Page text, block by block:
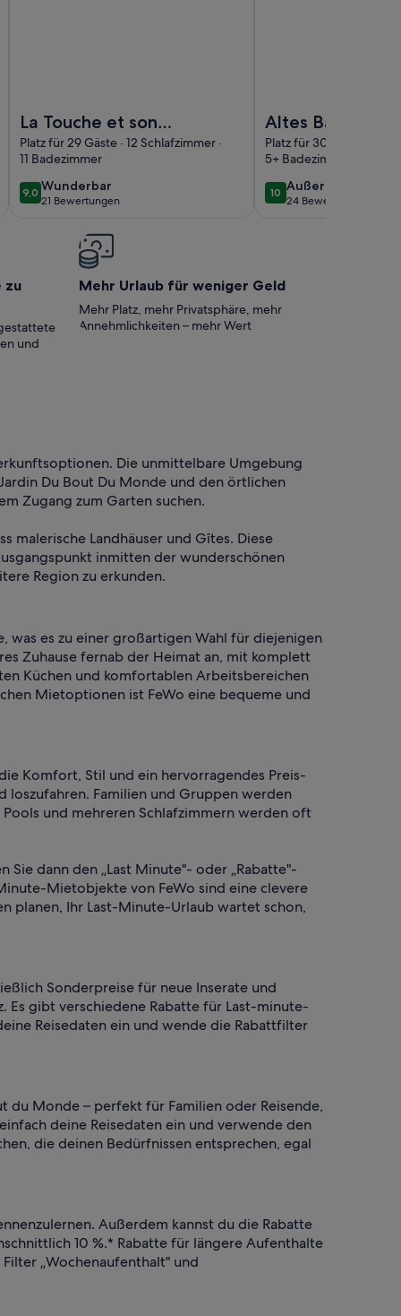
La Touche et son
Pressoir, 13 rooms, 11
bathrooms and
indoor swimming
pool (April to Oct)
Platz für 29 Gäste · 12 Schlafzimmer ·
11 Badezimmer
9,09,0 von 10
Wunderbar
wunderbar
21 Bewertungen
(21
Altes
Platz für 34 (1>
Nacht)
Platz für 30 Gäste · 9
5+ Badezimmer
1010 von 10
Außergewöhnlich
außergewöhnlich
24 Bewertungen
(24
zu
und
Mehr Urlaub für weniger Geld
Mehr Platz, mehr Privatsphäre, mehr
Annehmlichkeiten – mehr Wert
Die unmittelbare Umgebung
Du Bout Du Monde und den örtlichen
Zugang zum Garten suchen.
malerische Landhäuser und Gîtes. Diese
inmitten der wunderschönen
Region zu erkunden.
was es zu einer großartigen Wahl für diejenigen
Zuhause fernab der Heimat an, mit komplett
Küchen und komfortablen Arbeitsbereichen
Mietoptionen ist FeWo eine bequeme und
Komfort, Stil und ein hervorragendes Preis-
loszufahren. Familien und Gruppen werden
und mehreren Schlafzimmern werden oft
Sie dann den „Last Minute"- oder „Rabatte"-
Mietobjekte von FeWo sind eine clevere
planen, Ihr Last-Minute-Urlaub wartet schon,
Sonderpreise für neue Inserate und
gibt verschiedene Rabatte für Last-minute-
Reisedaten ein und wende die Rabattfilter
Monde – perfekt für Familien oder Reisende,
deine Reisedaten ein und verwende den
die deinen Bedürfnissen entsprechen, egal
Außerdem kannst du die Rabatte
10 %.* Rabatte für längere Aufenthalte
„Wochenaufenthalt" und